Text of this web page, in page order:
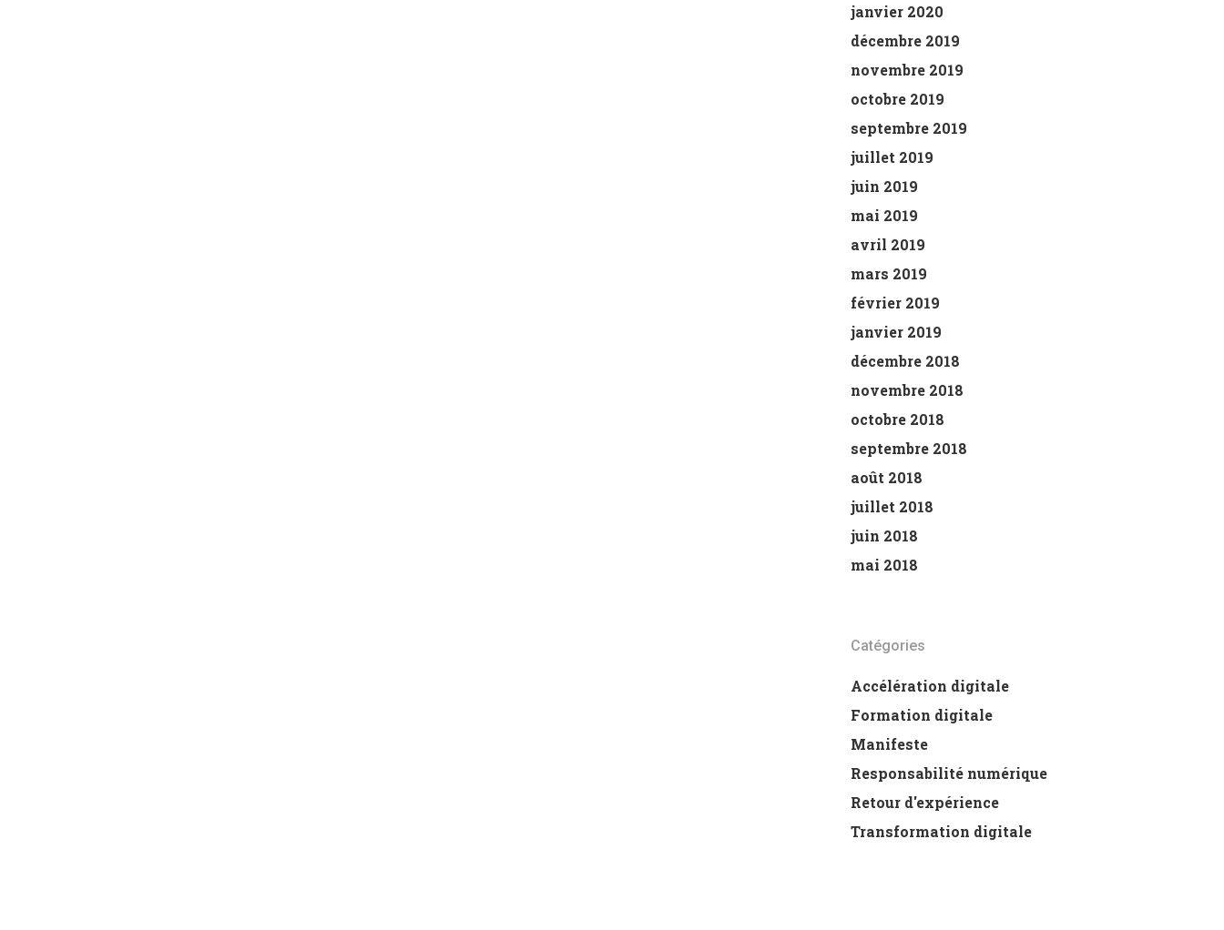
janvier 2020
décembre 2019
novembre 2019
octobre 2019
septembre 2019
juillet 2019
juin 2019
mai 2019
avril 2019
mars 2019
février 2019
janvier 2019
décembre 2018
novembre 2018
octobre 2018
septembre 2018
août 2018
juillet 2018
juin 2018
mai 2018
Catégories
Accélération digitale
Formation digitale
Manifeste
Responsabilité numérique
Retour d'expérience
Transformation digitale